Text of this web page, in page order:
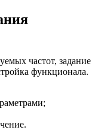
частот, задание
функционала.